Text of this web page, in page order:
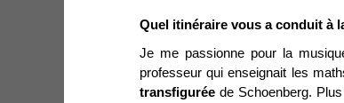
Quel itinéraire vous a conduit à
Je me passionne pour la
professeur qui enseignait les
transfigurée de Schoenberg.